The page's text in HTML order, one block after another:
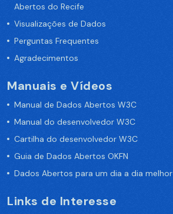
Abertos do Recife
Visualizações de Dados
Perguntas Frequentes
Agradecimentos
Manuais e Vídeos
Manual de Dados Abertos W3C
Manual do desenvolvedor W3C
Cartilha do desenvolvedor W3C
Guia de Dados Abertos OKFN
Dados Abertos para um dia a dia melhor
Links de Interesse